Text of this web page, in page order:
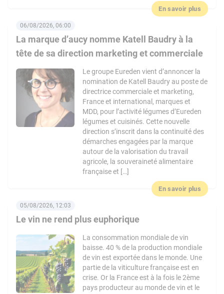
En savoir plus
La marque d’aucy nomme Katell Baudry à la
tête de sa direction marketing et commerciale
06/08/2026, 06:00
Le groupe Eureden vient d’annoncer la
nomination de Katell Baudry au poste de
directrice commerciale et marketing,
France et international, marques et
MDD, pour l’activité légumes d’Eureden
légumes et cuisinés. Cette nouvelle
direction s’inscrit dans la continuité des
démarches engagées par la marque
autour de la valorisation du travail
agricole, la souveraineté alimentaire
française et […]
En savoir plus
Le vin ne rend plus euphorique
05/08/2026, 12:03
La consommation mondiale de vin
baisse. 40 % de la production mondiale
de vin est exportée dans le monde. Une
partie de la viticulture française est en
crise. Or la France est à la fois le 2ème
pays producteur au monde de vin et le